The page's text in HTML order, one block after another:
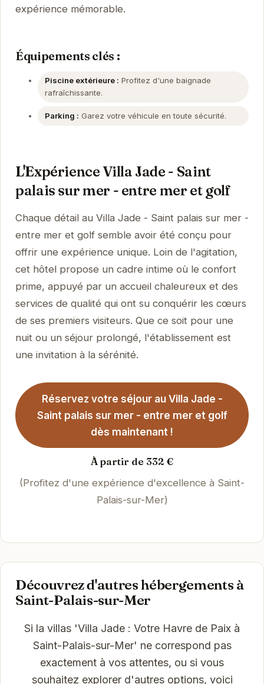
expérience mémorable.
Équipements clés :
Piscine extérieure : Profitez d'une baignade
rafraîchissante.
Parking : Garez votre véhicule en toute sécurité.
L'Expérience Villa Jade - Saint
palais sur mer - entre mer et golf
Chaque détail au Villa Jade - Saint palais sur mer -
entre mer et golf semble avoir été conçu pour
offrir une expérience unique. Loin de l'agitation,
cet hôtel propose un cadre intime où le confort
prime, appuyé par un accueil chaleureux et des
services de qualité qui ont su conquérir les cœurs
de ses premiers visiteurs. Que ce soit pour une
nuit ou un séjour prolongé, l'établissement est
une invitation à la sérénité.
Réservez votre séjour au Villa Jade -
Saint palais sur mer - entre mer et golf
dès maintenant !
À partir de 332 €
(Profitez d'une expérience d'excellence à Saint-
Palais-sur-Mer)
Découvrez d'autres hébergements à
Saint-Palais-sur-Mer
Si la villas 'Villa Jade : Votre Havre de Paix à
Saint-Palais-sur-Mer' ne correspond pas
exactement à vos attentes, ou si vous
souhaitez explorer d'autres options, voici